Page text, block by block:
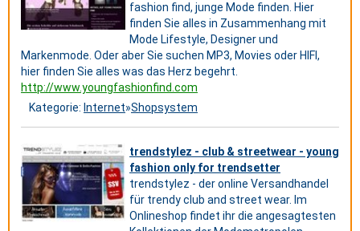
fashion find, junge Mode finden. Hier
finden Sie alles in Zusammenhang mit
Mode Lifestyle, Designer und
Markenmode. Oder aber Sie suchen MP3, Movies oder HIFI,
hier finden Sie alles was das Herz begehrt.
http://www.youngfashionfind.com
Kategorie: Internet»Shopsystem
trendstylez - club & streetwear - young
fashion only for trendsetter
trendstylez - der online Versandhandel
für trendy club and street wear. Im
Onlineshop findet ihr die angesagtesten